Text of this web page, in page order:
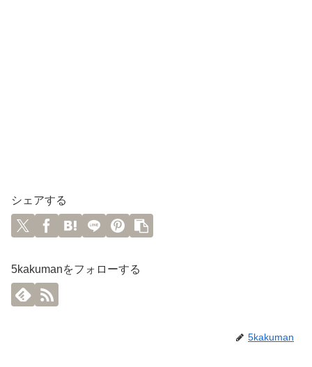
シェアする
5kakumanをフォローする
5kakuman